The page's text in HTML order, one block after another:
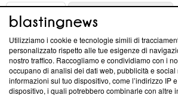
ABOUT
Questa sezione offre informazioni
News, sui nostri processi editoriali e su
creare news di qualità. Inoltre, afferma la
‘Trust Project - News with Integrity’
Utilizziamo i cookie e tecnologie simili di
personalizzato rispetto alle tue esigenze di
nostro traffico. Raccogliamo e condividiamo con i
occupano di analisi dei dati web, pubblicità e
informazioni sul tuo dispositivo, come l’indirizzo IP
dispositivo, i quali potrebbero combinarle con altre